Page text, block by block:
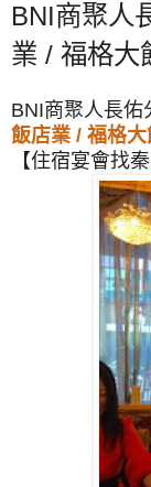
BNI商聚人
業 / 福格大
BNI商聚人長佑
飯店業 / 福格大
【住宿宴會找